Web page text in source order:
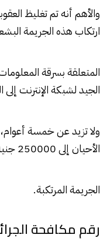
والأهم أنه تم تغليظ
ارتكاب هذه الجريمة
المتعلقة بسرقة
الجيد لشبكة الإنترنت
ولا تزيد عن خمسة
الأحيان إلى 250000 جنيه مصري تبعًا لحجم
الجريمة المرتكبة.
رقم مكافحة